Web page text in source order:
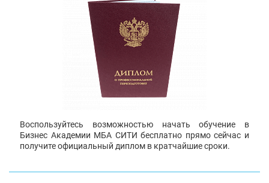
Воспользуйтесь возможностью начать обучение в
Бизнес Академии МБА СИТИ бесплатно прямо сейчас и
получите официальный диплом в кратчайшие сроки.